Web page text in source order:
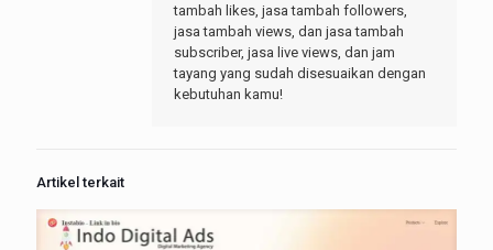
tambah likes, jasa tambah followers,
jasa tambah views, dan jasa tambah
subscriber, jasa live views, dan jam
tayang yang sudah disesuaikan dengan
kebutuhan kamu!
Artikel terkait